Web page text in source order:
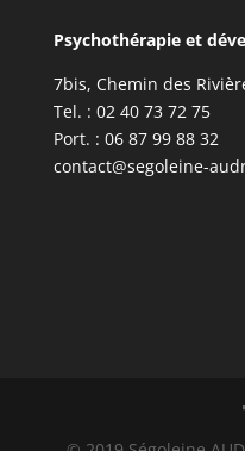
Psychothérapie et
7bis, Chemin des
Tel. : 02 40 73 72 75
Port. : 06 87 99 88 32
contact@segoleine-